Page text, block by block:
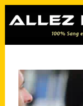
contenu